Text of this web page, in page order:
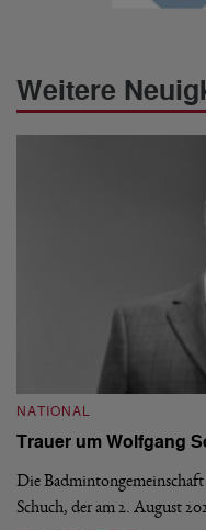
Weitere
NATIONAL
Trauer um Wolfgang
Die
Schuch, der am 2. August